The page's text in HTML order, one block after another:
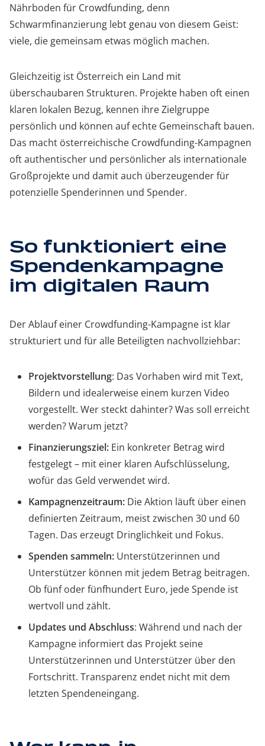
Nährboden für Crowdfunding, denn
Schwarmfinanzierung lebt genau von diesem Geist:
viele, die gemeinsam etwas möglich machen.
Gleichzeitig ist Österreich ein Land mit
überschaubaren Strukturen. Projekte haben oft einen
klaren lokalen Bezug, kennen ihre Zielgruppe
persönlich und können auf echte Gemeinschaft bauen.
Das macht österreichische Crowdfunding-Kampagnen
oft authentischer und persönlicher als internationale
Großprojekte und damit auch überzeugender für
potenzielle Spenderinnen und Spender.
So funktioniert eine
Spendenkampagne
im digitalen Raum
Der Ablauf einer Crowdfunding-Kampagne ist klar
strukturiert und für alle Beteiligten nachvollziehbar:
Projektvorstellung: Das Vorhaben wird mit Text,
Bildern und idealerweise einem kurzen Video
vorgestellt. Wer steckt dahinter? Was soll erreicht
werden? Warum jetzt?
Finanzierungsziel: Ein konkreter Betrag wird
festgelegt – mit einer klaren Aufschlüsselung,
wofür das Geld verwendet wird.
Kampagnenzeitraum: Die Aktion läuft über einen
definierten Zeitraum, meist zwischen 30 und 60
Tagen. Das erzeugt Dringlichkeit und Fokus.
Spenden sammeln: Unterstützerinnen und
Unterstützer können mit jedem Betrag beitragen.
Ob fünf oder fünfhundert Euro, jede Spende ist
wertvoll und zählt.
Updates und Abschluss: Während und nach der
Kampagne informiert das Projekt seine
Unterstützerinnen und Unterstützer über den
Fortschritt. Transparenz endet nicht mit dem
letzten Spendeneingang.